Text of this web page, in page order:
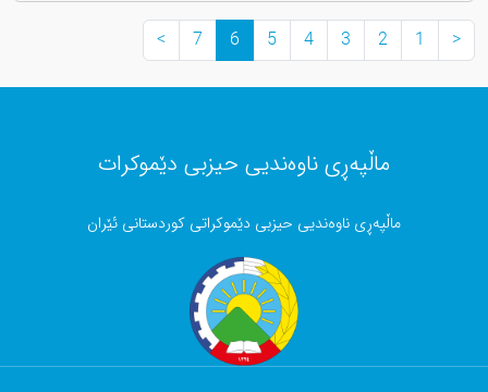
<
1
2
3
4
5
6
7
>
ماڵپەڕی ناوەندیی حیزبی دێموکرات
ماڵپەڕی ناوەندیی حیزبی دێموکراتی کوردستانی ئێران